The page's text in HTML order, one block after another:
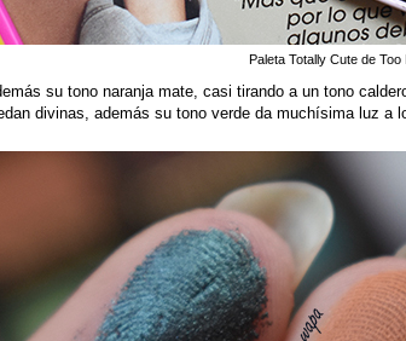
Paleta Totally Cute de Too
su tono naranja mate, casi tirando a un tono
divinas, además su tono verde da muchísima luz a